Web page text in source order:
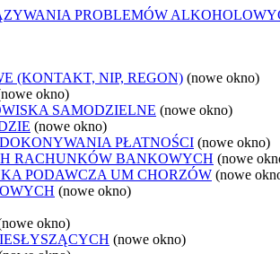
PROBLEMÓW
(KONTAKT, NIP, REGON) (nowe okno)
okno)
SAMODZIELNE (nowe okno)
(nowe okno)
PŁATNOŚCI (nowe okno)
RACHUNKÓW BANKOWYCH (nowe
PODAWCZA UM CHORZÓW (nowe
(nowe okno)
okno)
(nowe okno)